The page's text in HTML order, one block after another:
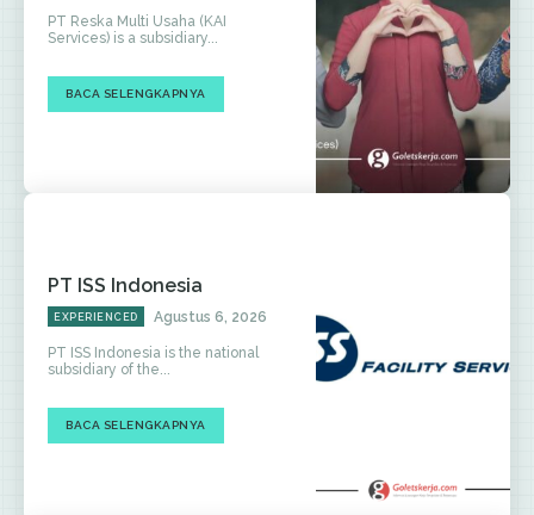
PT Reska Multi Usaha (KAI
Services) is a subsidiary...
BACA SELENGKAPNYA
PT ISS Indonesia
EXPERIENCED Agustus 6, 2026
PT ISS Indonesia is the national
subsidiary of the...
BACA SELENGKAPNYA